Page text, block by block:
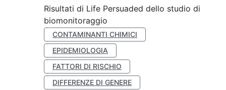
Risultati di Life Persuaded dello studio di
biomonitoraggio
CONTAMINANTI CHIMICI
EPIDEMIOLOGIA
FATTORI DI RISCHIO
DIFFERENZE DI GENERE